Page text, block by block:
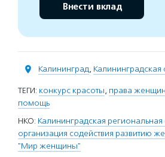
Внести вклад
Калининград, Калининградская
ТЕГИ: конкурс красоты, права женщин
помощь
НКО: Калининградская
организация содействия развитию
"Мир женщины"